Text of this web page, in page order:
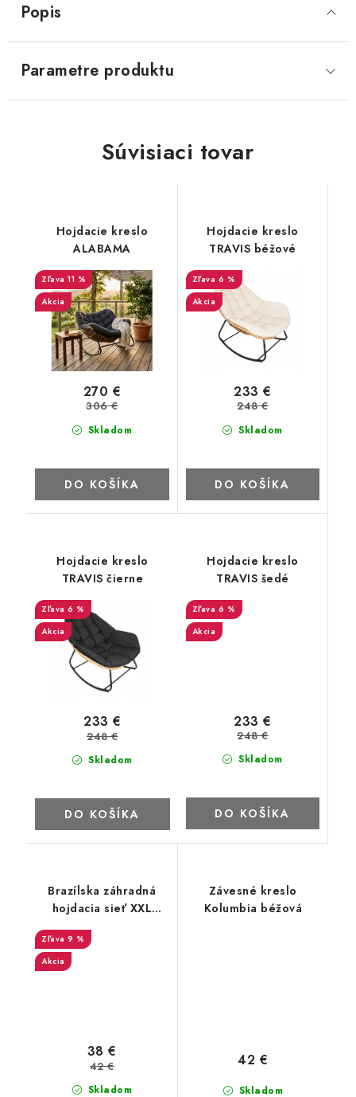
KONFERENČNÉ STOLÍKY
KVETINÁČE
DETSKÝ NÁBYTOK
VSTAVANÉ SKRINE
NOČNÉ STOLÍKY
KOMODY A VITRÍNY
POSTELE
Napíšte nám
Obchodné podmienky
Nábytok na mieru
Najpredávanejšie produkty
Hodnotenie obchodu
Odstúpenie od zmluvy - vrátenie
Popis
Parametre produktu
Súvisiaci tovar
Hojdacie kreslo
ALABAMA
11 %
Akcia
Skladom
270 €
306 €
DO KOŠÍKA
Hojdacie kreslo
TRAVIS béžové
6 %
Akcia
Skladom
233 €
248 €
DO KOŠÍKA
Hojdacie kreslo
TRAVIS čierne
6 %
Akcia
Skladom
233 €
248 €
DO KOŠÍKA
Hojdacie kreslo
TRAVIS šedé
6 %
Akcia
Skladom
233 €
248 €
DO KOŠÍKA
Brazílska záhradná
hojdacia sieť XXL
béžová
9 %
Akcia
Skladom
38 €
42 €
Závesné kreslo
Kolumbia béžová
Skladom
42 €